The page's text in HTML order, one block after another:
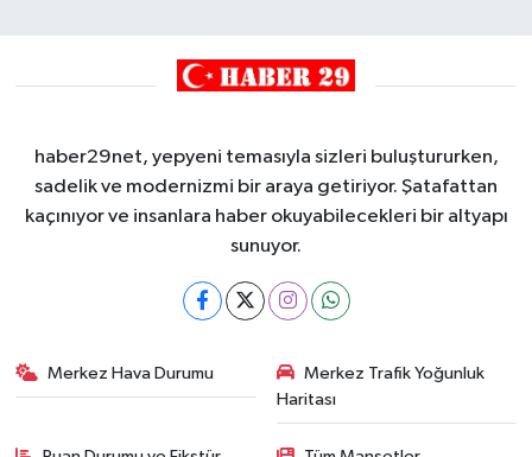
haber29net, yepyeni temasıyla sizleri buluştururken,
sadelik ve modernizmi bir araya getiriyor. Şatafattan
kaçınıyor ve insanlara haber okuyabilecekleri bir altyapı
sunuyor.
Merkez Hava Durumu
Merkez Trafik Yoğunluk
Haritası